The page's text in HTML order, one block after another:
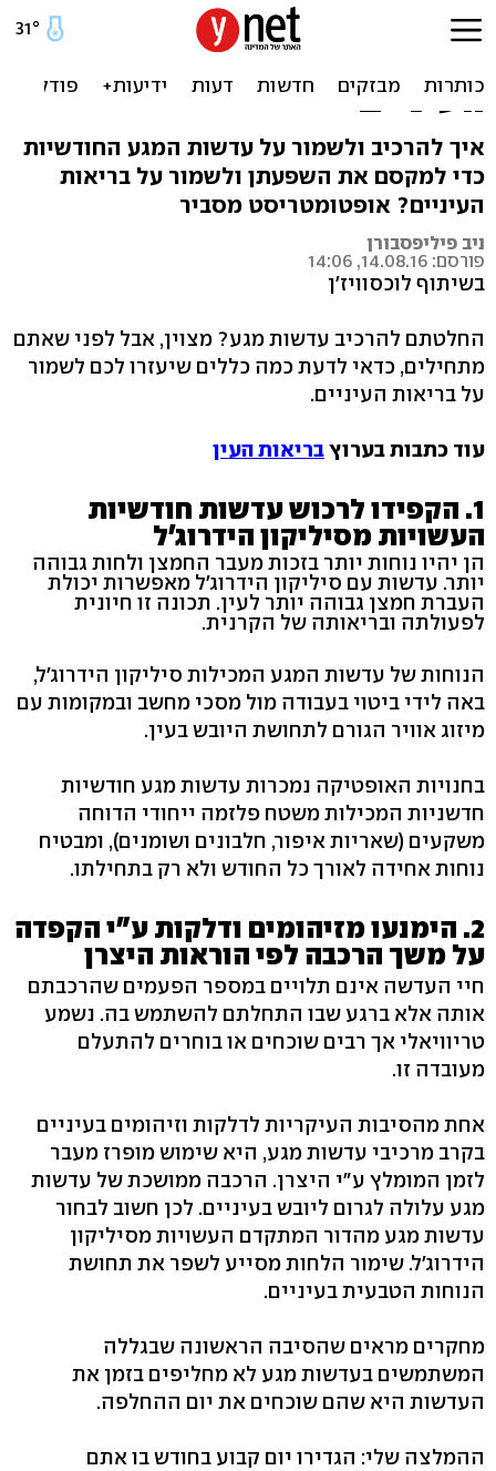
מרכיבים עדשות מגע
חודשיות? כך תשמרו על
העיניים
איך להרכיב ולשמור על עדשות המגע החודשיות
כדי למקסם את השפעתן ולשמור על בריאות
העיניים? אופטומטריסט מסביר
ניב פיליפסבורן
פורסם: 14.08.16, 14:06
בשיתוף לוכסוויז'ן
החלטתם להרכיב עדשות מגע? מצוין, אבל לפני שאתם
מתחילים, כדאי לדעת כמה כללים שיעזרו לכם לשמור
על בריאות העיניים.
עוד כתבות בערוץבריאות העין
1. הקפידו לרכוש עדשות חודשיות
העשויות מסיליקון הידרוג'ל
הן יהיו נוחות יותר בזכות מעבר החמצן ולחות גבוהה
יותר. עדשות עם סיליקון הידרוג'ל מאפשרות יכולת
העברת חמצן גבוהה יותר לעין. תכונה זו חיונית
לפעולתה ובריאותה של הקרנית.
הנוחות של עדשות המגע המכילות סיליקון הידרוג'ל,
באה לידי ביטוי בעבודה מול מסכי מחשב ובמקומות עם
מיזוג אוויר הגורם לתחושת היובש בעין.
בחנויות האופטיקה נמכרות עדשות מגע חודשיות
חדשניות המכילות משטח פלזמה ייחודי הדוחה
משקעים (שאריות איפור, חלבונים ושומנים), ומבטיח
נוחות אחידה לאורך כל החודש ולא רק בתחילתו.
2. הימנעו מזיהומים ודלקות ע"י הקפדה
על משך הרכבה לפי הוראות היצרן
חיי העדשה אינם תלויים במספר הפעמים שהרכבתם
אותה אלא ברגע שבו התחלתם להשתמש בה. נשמע
טריוויאלי אך רבים שוכחים או בוחרים להתעלם
מעובדה זו.
אחת מהסיבות העיקריות לדלקות וזיהומים בעיניים
בקרב מרכיבי עדשות מגע, היא שימוש מופרז מעבר
לזמן המומלץ ע"י היצרן. הרכבה ממושכת של עדשות
מגע עלולה לגרום ליובש בעיניים. לכן חשוב לבחור
עדשות מגע מהדור המתקדם העשויות מסיליקון
הידרוג׳ל. שימור הלחות מסייע לשפר את תחושת
הנוחות הטבעית בעיניים.
מחקרים מראים שהסיבה הראשונה שבגללה
המשתמשים בעדשות מגע לא מחליפים בזמן את
העדשות היא שהם שוכחים את יום ההחלפה.
ההמלצה שלי: הגדירו יום קבוע בחודש בו אתם